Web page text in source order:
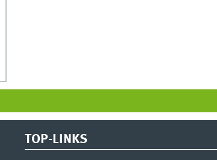
TOP-LINKS